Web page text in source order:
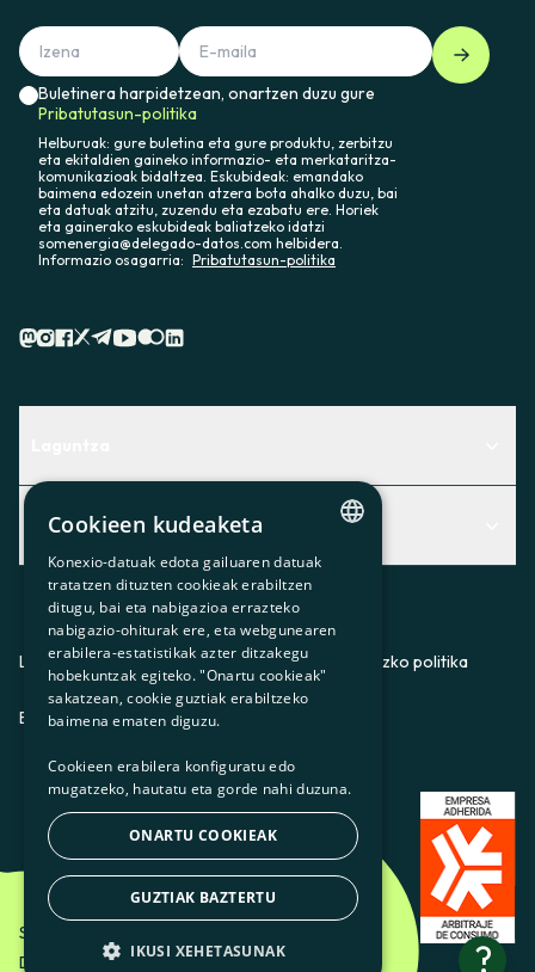
Buletinera harpidetzean, onartzen duzu gure
Pribatutasun-politika
Helburuak: gure buletina eta gure produktu, zerbitzu
eta ekitaldien gaineko informazio- eta merkataritza-
komunikazioak bidaltzea. Eskubideak: emandako
baimena edozein unetan atzera bota ahalko duzu, bai
eta datuak atzitu, zuzendu eta ezabatu ere. Horiek
eta gainerako eskubideak baliatzeko idatzi
somenergia@delegado-datos.com helbidera.
Informazio osagarria: Pribatutasun-politika
Centro de Ayuda
Aurkitu zerbitzurik egokiena zuretzat
Contacto
Albisteak
Albisteak
Bazkideen txokoa
Prentsa
Gurekin lan egin
Lege-oharraPribatutasun-politikaCookieei buruzko politika
ES CAGLEU
Som Energia SCCL - 2026
Diseinatzailea: Etéreo Design.
?
CATALAN
SPANISH
GL
BASQUE
Cookieen kudeaketa
Konexio-datuak edota gailuaren datuak
tratatzen dituzten cookieak erabiltzen
ditugu, bai eta nabigazioa errazteko
nabigazio-ohiturak ere, eta webgunearen
erabilera-estatistikak azter ditzakegu
hobekuntzak egiteko. "Onartu cookieak"
sakatzean, cookie guztiak erabiltzeko
baimena ematen diguzu.
Cookieen erabilera konfiguratu edo
mugatzeko, hautatu eta gorde nahi duzuna.
ONARTU COOKIEAK
GUZTIAK BAZTERTU
IKUSI XEHETASUNAK